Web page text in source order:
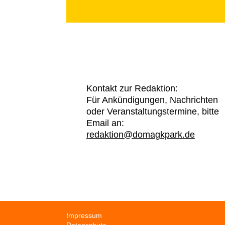
Kontakt zur Redaktion:
Für Ankündigungen, Nachrichten
oder Veranstaltungstermine, bitte
Email an:
redaktion@domagkpark.de
Navigation
Impressum